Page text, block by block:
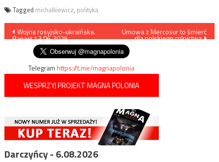
Tagged michalkiewicz, polityka
Nawigacja
wpisu
Wojna rosyjsko-ukraińska.
Raport 13.06.2025
Umowa z Mercosur to śmierć
dla polskiego rolnictwa
Telegramhttps://t.me/magnapolonia
WESPRZYJ PROJEKT MAGNA POLONIA
Darczyńcy - 6.08.2026